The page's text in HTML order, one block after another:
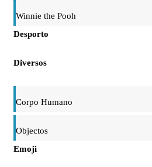
Winnie the Pooh
Desporto
Diversos
Corpo Humano
Objectos
Emoji